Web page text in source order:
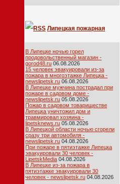
Липецкая пожарная
В Липецке ночью горел
продовольственный магазин -
gorod48.ru 06.08.2026
15 человек эвакуировали из-за
пожара в многоэтажке Липецка -
newslipetsk.ru 06.08.2026
В Липецке мужчина пострадал при
пожаре в садовом доме -
newslipetsk.ru 05.08.2026
Пожар в садовом товариществе
Липецка уничтожил дом и
травмировал хозяина -
lipetsknews.ru 05.08.2026
В Липецкой области ночью сгорели
сразу три автомобиля -
newslipetsk.ru 04.08.2026
При пожаре в пятиэтажке Липецка
эвакуировали 30 человек -
LipetskMedia 04.08.2026
В Липецке из-за пожара в
пятиэтажке эвакуировали 30
человек - newslipetsk.ru 04.08.2026